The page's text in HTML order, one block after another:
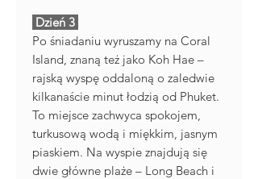
Dzień 3
Po śniadaniu wyruszamy na Coral
Island, znaną też jako Koh Hae –
rajską wyspę oddaloną o zaledwie
kilkanaście minut łodzią od Phuket.
To miejsce zachwyca spokojem,
turkusową wodą i miękkim, jasnym
piaskiem. Na wyspie znajdują się
dwie główne plaże – Long Beach i